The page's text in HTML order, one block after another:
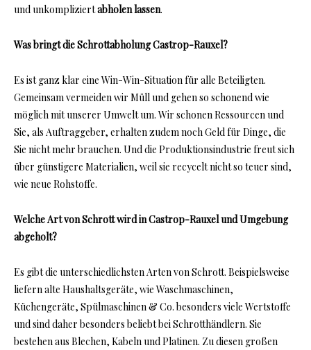
und unkompliziertabholen lassen.
Was bringt die Schrottabholung Castrop-Rauxel?
Es ist ganz klar eine Win-Win-Situation für alle Beteiligten.
Gemeinsam vermeiden wir Müll und gehen so schonend wie
möglich mit unserer Umwelt um. Wir schonen Ressourcen und
Sie, als Auftraggeber, erhalten zudem noch Geld für Dinge, die
Sie nicht mehr brauchen. Und die Produktionsindustrie freut sich
über günstigere Materialien, weil sie recycelt nicht so teuer sind,
wie neue Rohstoffe.
Welche Art von Schrott wird in Castrop-Rauxel und Umgebung
abgeholt?
Es gibt die unterschiedlichsten Arten von Schrott. Beispielsweise
liefern alte Haushaltsgeräte, wie Waschmaschinen,
Küchengeräte, Spülmaschinen & Co. besonders viele Wertstoffe
und sind daher besonders beliebt bei Schrotthändlern. Sie
bestehen aus Blechen, Kabeln und Platinen. Zu diesen großen